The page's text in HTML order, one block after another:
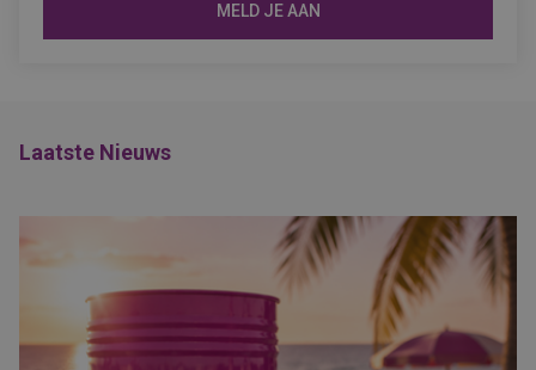
MELD JE AAN
Laatste Nieuws